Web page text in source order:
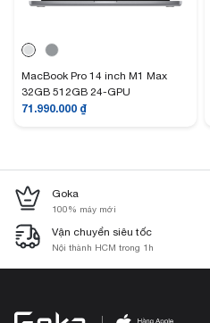
MacBook Pro 14 inch M1 Max
32GB 512GB 24-GPU
71.990.000 ₫
Goka
100% máy mới
Vận chuyển siêu tốc
Nội thành HCM trong 1h